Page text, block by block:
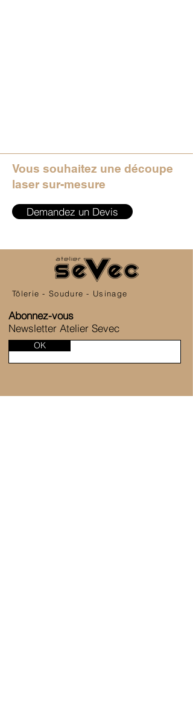
Vous souhaitez une découpe
laser sur-mesure
Demandez un Devis
Tôlerie - Soudure - Usinage
Abonnez-vous
Newsletter Atelier Sevec
OK